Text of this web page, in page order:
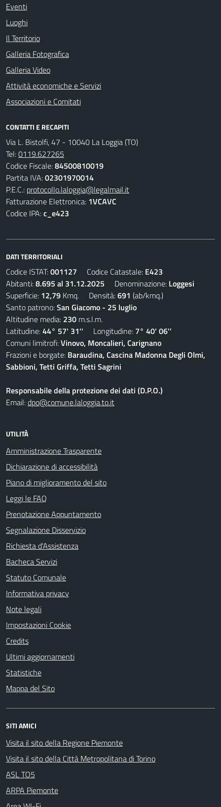
Eventi
Luoghi
Il Territorio
Galleria Fotografica
Galleria Video
Attività economiche e Servizi
Associazioni e Comitati
CONTATTI E RECAPITI
Via L. Bistolfi, 47 - 10040 La Loggia (TO)
Tel:0119.627265
Codice Fiscale:84500810019
Partita IVA:02301970014
P.E.C.: protocollo.laloggia@legalmail.it
Fatturazione Elettronica: 1VCAVC
Codice IPA:c_e423
DATI TERRITORIALI
Codice ISTAT:001127 Codice Catastale: E423
Abitanti:8.695 al 31.12.2025 Denominazione: Loggesi
Superficie: 12,79 Kmq. Densità:691 (ab/kmq.)
Santo patrono:San Giacomo - 25 luglio
Altitudine media: 230 m.s.l.m.
Latitudine:44° 57' 31'' Longitudine: 7° 40' 06''
Comuni limitrofi:Vinovo, Moncalieri, Carignano
Frazioni e borgate: Baraudina, Cascina Madonna Degli Olmi,
Sabbioni, Tetti Griffa, Tetti Sagrini
Responsabile della protezione dei dati (D.P.O.)
Email:dpo@comune.laloggia.to.it
UTILITÀ
Amministrazione Trasparente
Dichiarazione di accessibilità
Piano di miglioramento del sito
Leggi le FAQ
Prenotazione Appuntamento
Segnalazione Disservizio
Richiesta d'Assistenza
Bacheca Servizi
Statuto Comunale
Informativa privacy
Note legali
Impostazioni Cookie
Credits
Ultimi aggiornamenti
Statistiche
Mappa del Sito
SITI AMICI
Visita il sito della Regione Piemonte
Visita il sito della Città Metropolitana di Torino
ASL TO5
ARPA Piemonte